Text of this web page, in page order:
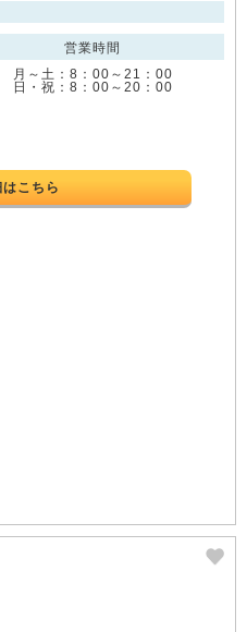
営業時間
月～土：8：00～21：00
日・祝：8：00～20：00
こちら